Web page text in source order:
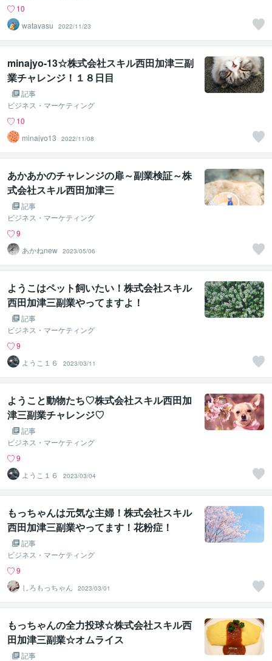
10
watayasu
2022/11/23
minajyo-13☆株式会社スキル西田加津三副
業チャレンジ！１８日目
記事
ビジネス・マーケティング
10
minajyo13
2022/11/08
あかあかのチャレンジの扉～副業検証～株
式会社スキル西田加津三
記事
ビジネス・マーケティング
9
あかねnew 2023/05/06
ようこはペット飼いたい！株式会社スキル
西田加津三副業やってますよ！
記事
ビジネス・マーケティング
9
ようこ１６
2023/03/11
ようこと動物たち♡株式会社スキル西田加
津三副業チャレンジ♡
記事
ビジネス・マーケティング
9
ようこ１６
2023/03/04
もっちゃんは元気な主婦！株式会社スキル
西田加津三副業やってます！花粉症！
記事
ビジネス・マーケティング
9
しろもっちゃん
2023/03/01
もっちゃんの全力投球☆株式会社スキル西
田加津三副業☆オムライス
記事